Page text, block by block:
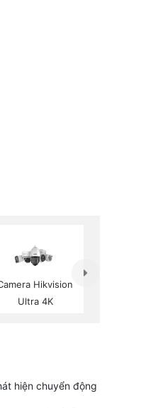
Hikvision
Ultra 4K
hiện chuyển động